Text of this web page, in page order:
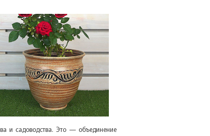
и садоводства. Это — объединение